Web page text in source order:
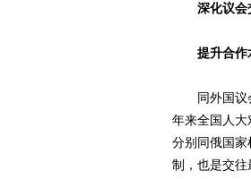
深化议会
提升合作
同外国议会
年来全国人
分别同俄国
制，也是交往